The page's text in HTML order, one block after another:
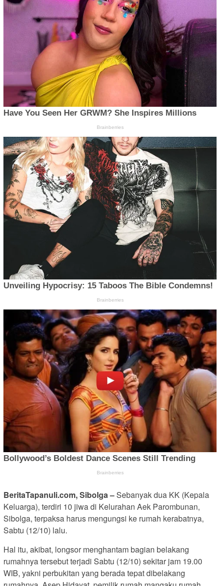
BeritaTapanuli.com, Sibolga –Sebanyak dua KK (Kepala
Keluarga), terdiri 10 jiwa di Kelurahan Aek Parombunan,
Sibolga, terpaksa harus mengungsi ke rumah kerabatnya,
Sabtu (12/10) lalu.
Hal itu, akibat, longsor menghantam bagian belakang
rumahnya tersebut terjadi Sabtu (12/10) sekitar jam 19.00
WIB, yakni perbukitan yang berada tepat dibelakang